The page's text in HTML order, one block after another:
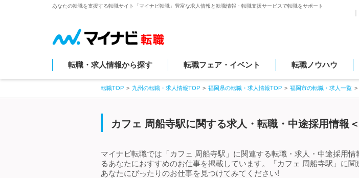
あなたの転職を支援する転職サイト「マイナビ転職」豊富な求人情報と転職情報・転職支援サービスで転職をサポート
転職・求人情報から探す 転職フェア・イベント 転職ノウハウ
転職TOP 九州の転職・求人情報TOP 福岡県の転職・求人情報TOP 福岡市の転職・求人一覧
カフェ 周船寺駅に関する求人・転職・中途採用情報
マイナビ転職では「カフェ 周船寺駅」に関連する転職・求人・中途採用
るあなたにおすすめのお仕事を掲載しています。「カフェ 周船寺駅」に
あなたにぴったりのお仕事を見つけてみてください!